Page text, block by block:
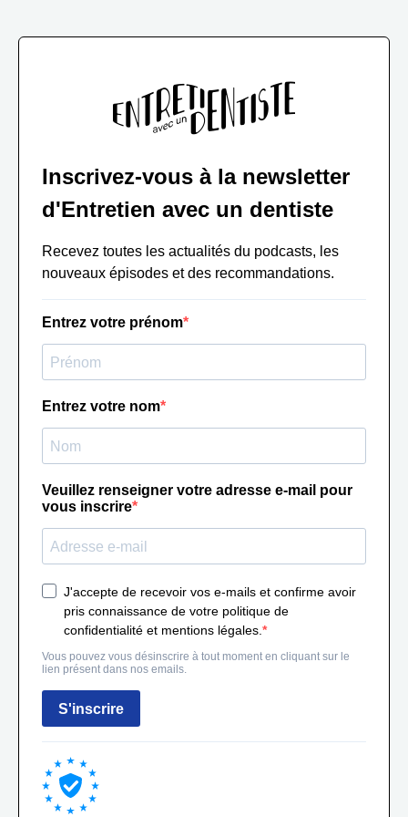
Inscrivez-vous à la newsletter
d'Entretien avec un dentiste
Recevez toutes les actualités du podcasts, les
nouveaux épisodes et des recommandations.
Entrez votre prénom
Entrez votre nom
Veuillez renseigner votre adresse e-mail pour
vous inscrire
J'accepte de recevoir vos e-mails et confirme avoir
pris connaissance de votre politique de
confidentialité et mentions légales.
Vous pouvez vous désinscrire à tout moment en cliquant sur le
lien présent dans nos emails.
S'inscrire